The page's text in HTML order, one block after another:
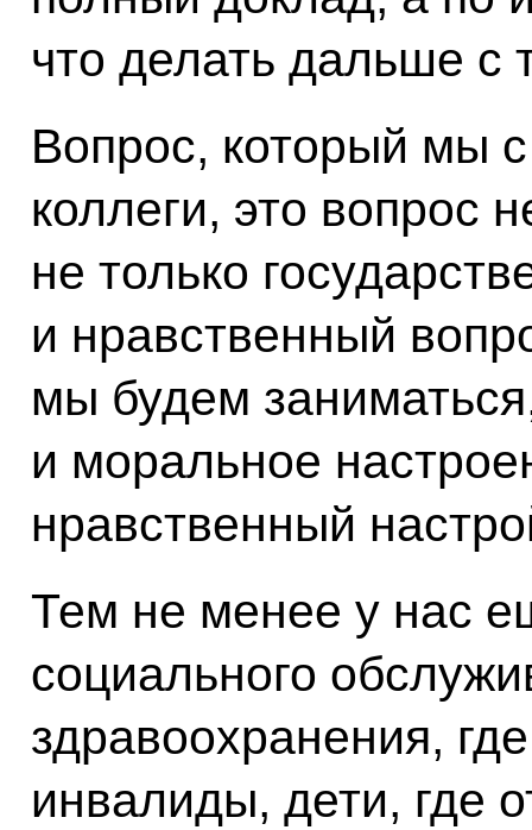
что делать дальше с
Вопрос, который мы
коллеги, это вопрос
не только
и нравственный
мы будем
и моральное
нравственный
Тем не менее у нас
социального
здравоохранения,
инвалиды, дети, где